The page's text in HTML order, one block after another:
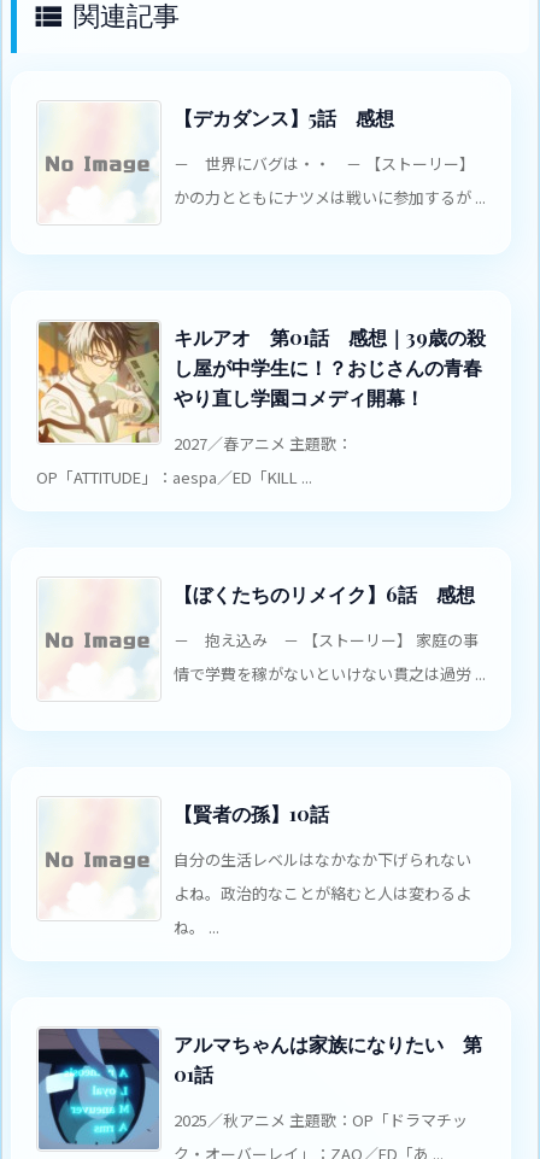
 関連記事
【デカダンス】5話 感想
－ 世界にバグは・・ － 【ストーリー】
かの力とともにナツメは戦いに参加するが ...
キルアオ 第01話 感想｜39歳の殺
し屋が中学生に！？おじさんの青春
やり直し学園コメディ開幕！
2027／春アニメ 主題歌：
OP「ATTITUDE」：aespa／ED「KILL ...
【ぼくたちのリメイク】6話 感想
－ 抱え込み － 【ストーリー】 家庭の事
情で学費を稼がないといけない貫之は過労 ...
【賢者の孫】10話
自分の生活レベルはなかなか下げられない
よね。政治的なことが絡むと人は変わるよ
ね。 ...
アルマちゃんは家族になりたい 第
01話
2025／秋アニメ 主題歌：OP「ドラマチッ
ク・オーバーレイ」：ZAQ／ED「あ ...